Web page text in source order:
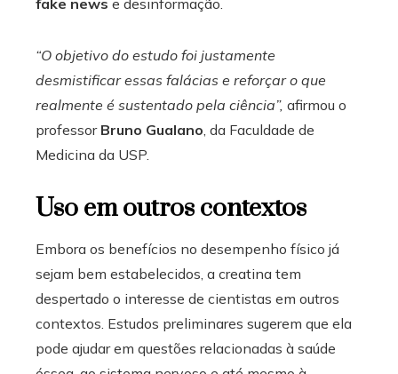
“O objetivo do estudo foi justamente
desmistificar essas falácias e reforçar o que
realmente é sustentado pela ciência”, afirmou o
professor Bruno Gualano , da Faculdade de
Medicina da USP.
Uso em outros contextos
Embora os benefícios no desempenho físico já
sejam bem estabelecidos, a creatina tem
despertado o interesse de cientistas em outros
contextos. Estudos preliminares sugerem que ela
pode ajudar em questões relacionadas à saúde